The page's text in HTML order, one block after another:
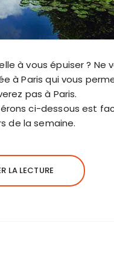
à vous épuiser ? Ne
à Paris qui vous
pas à Paris.
ci-dessous est
de la semaine.
LA LECTURE